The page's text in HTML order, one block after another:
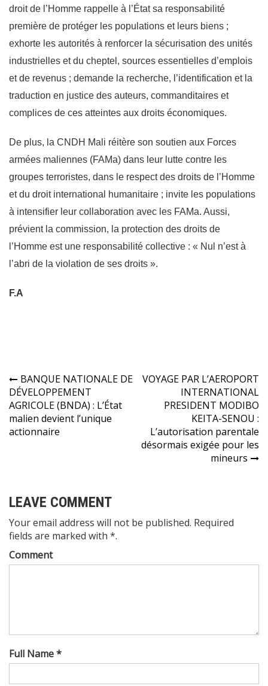
droit de l’Homme rappelle à l’État sa responsabilité
première de protéger les populations et leurs biens ;
exhorte les autorités à renforcer la sécurisation des unités
industrielles et du cheptel, sources essentielles d’emplois
et de revenus ; demande la recherche, l’identification et la
traduction en justice des auteurs, commanditaires et
complices de ces atteintes aux droits économiques.
De plus, la CNDH Mali réitère son soutien aux Forces
armées maliennes (FAMa) dans leur lutte contre les
groupes terroristes, dans le respect des droits de l’Homme
et du droit international humanitaire ; invite les populations
à intensifier leur collaboration avec les FAMa. Aussi,
prévient la commission, la protection des droits de
l’Homme est une responsabilité collective : « Nul n’est à
l’abri de la violation de ses droits ».
F.A
Navigation
de
l’article
BANQUE NATIONALE DE
DÉVELOPPEMENT
AGRICOLE (BNDA) : L’État
malien devient l’unique
actionnaire
VOYAGE PAR L’AEROPORT
INTERNATIONAL
PRESIDENT MODIBO
KEITA-SENOU :
L’autorisation parentale
désormais exigée pour les
mineurs
LEAVE COMMENT
Your email address will not be published. Required
fields are marked with *.
Comment
Full Name *